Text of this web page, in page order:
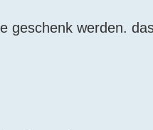
geschenk werden.